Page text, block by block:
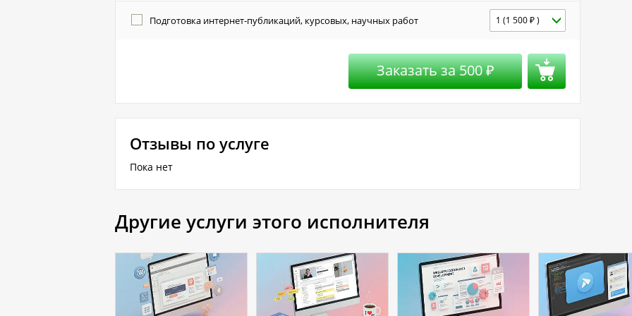
Подготовка интернет-публикаций, курсовых, научных работ 1 (1 500 ₽ )
Заказать за500 ₽
Отзывы по услуге
Пока нет
Другие услуги этого исполнителя